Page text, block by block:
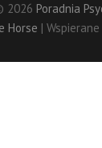
2026 Poradnia
Horse |